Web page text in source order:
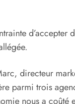
directeur
parmi trois
nous a